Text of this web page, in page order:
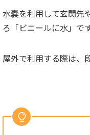
水嚢を利用して玄関先
ろ「ビニールに水」で
屋外で利用する際は、